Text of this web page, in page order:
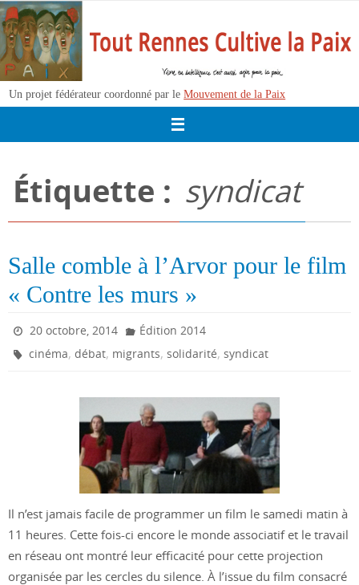
Passer
vers
le
contenu
Un projet fédérateur coordonné par leMouvement de la Paix
Étiquette : syndicat
Salle comble à l’Arvor pour le film
« Contre les murs »
20 octobre, 2014
Édition 2014
cinéma,débat, migrants,solidarité,syndicat
Il n’est jamais facile de programmer un film le samedi matin à
11 heures. Cette fois-ci encore le monde associatif et le travail
en réseau ont montré leur efficacité pour cette projection
organisée par les cercles du silence. À l’issue du film consacré